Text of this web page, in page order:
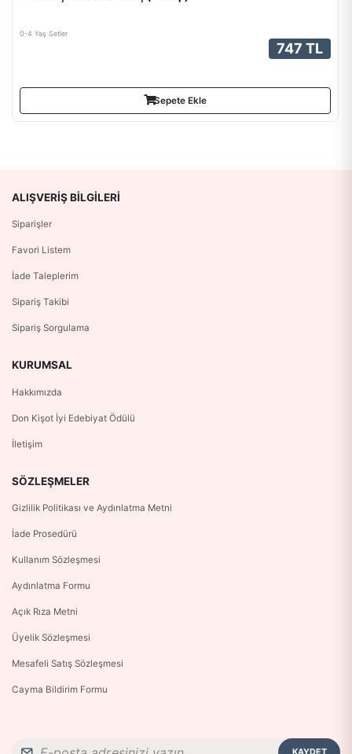
0-4 Yaş Setler
747 TL
Sepete Ekle
ALIŞVERIŞ BILGILERI
Siparişler
Favori Listem
İade Taleplerim
Sipariş Takibi
Sipariş Sorgulama
KURUMSAL
Hakkımızda
Don Kişot İyi Edebiyat Ödülü
İletişim
SÖZLEŞMELER
Gizlilik Politikası ve Aydınlatma Metni
İade Prosedürü
Kullanım Sözleşmesi
Aydınlatma Formu
Açık Rıza Metni
Üyelik Sözleşmesi
Mesafeli Satış Sözleşmesi
Cayma Bildirim Formu